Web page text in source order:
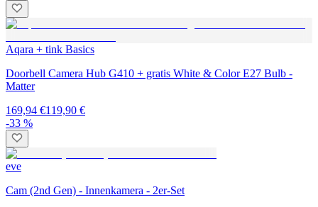
Aqara + tink Basics
Doorbell Camera Hub G410 + gratis White & Color E27 Bulb -
Matter
169,94 €119,90 €
-33 %
eve
Cam (2nd Gen) - Innenkamera - 2er-Set